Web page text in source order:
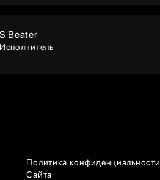
Beater
Политика конфиденциальности
Сайта